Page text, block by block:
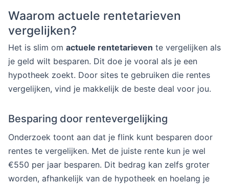
Waarom actuele rentetarieven
vergelijken?
Het is slim om actuele rentetarieven te vergelijken als
je geld wilt besparen. Dit doe je vooral als je een
hypotheek zoekt. Door sites te gebruiken die rentes
vergelijken, vind je makkelijk de beste deal voor jou.
Besparing door rentevergelijking
Onderzoek toont aan dat je flink kunt besparen door
rentes te vergelijken. Met de juiste rente kun je wel
€550 per jaar besparen. Dit bedrag kan zelfs groter
worden, afhankelijk van de hypotheek en hoelang je